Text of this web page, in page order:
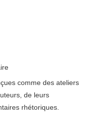
comme des ateliers
de leurs
rhétoriques.